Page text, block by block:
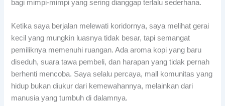
bagi mimpi-mimpi yang sering dianggap terlalu sederhana.
Ketika saya berjalan melewati koridornya, saya melihat gerai
kecil yang mungkin luasnya tidak besar, tapi semangat
pemiliknya memenuhi ruangan. Ada aroma kopi yang baru
diseduh, suara tawa pembeli, dan harapan yang tidak pernah
berhenti mencoba. Saya selalu percaya, mall komunitas yang
hidup bukan diukur dari kemewahannya, melainkan dari
manusia yang tumbuh di dalamnya.